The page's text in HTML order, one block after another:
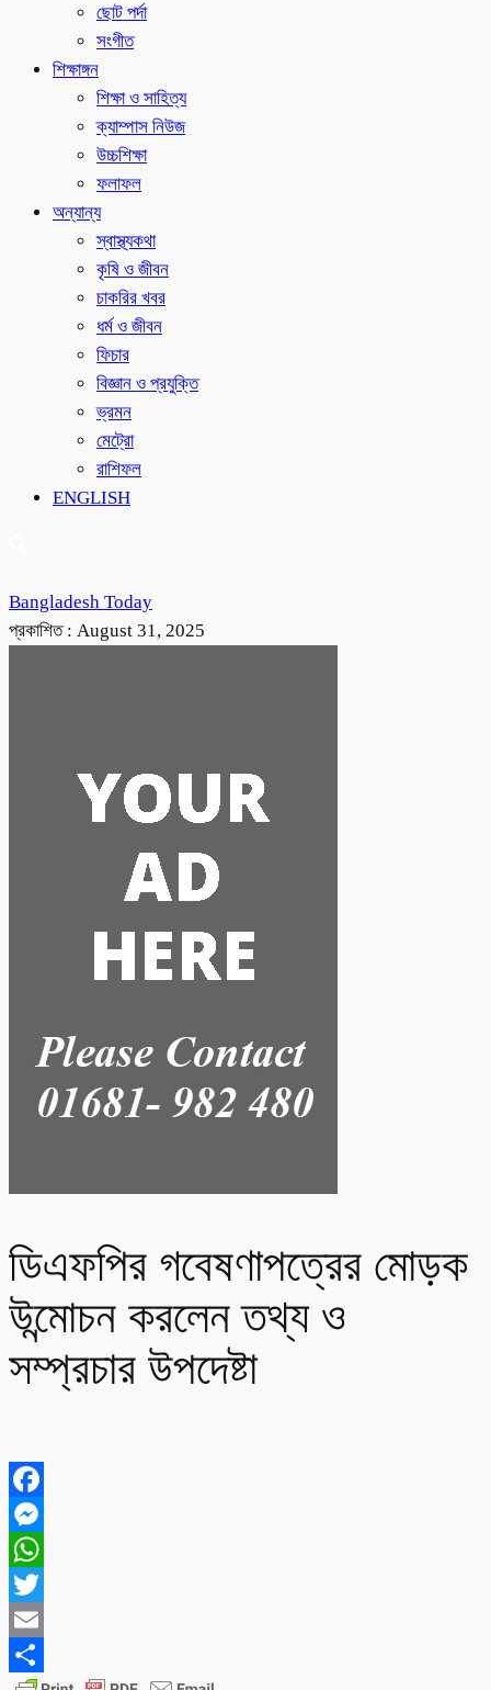
ছোট পর্দা
সংগীত
শিক্ষাঙ্গন
শিক্ষা ও সাহিত্য
ক্যাম্পাস নিউজ
উচ্চশিক্ষা
ফলাফল
অন্যান্য
স্বাস্থ্যকথা
কৃষি ও জীবন
চাকরির খবর
ধর্ম ও জীবন
ফিচার
বিজ্ঞান ও প্রযুক্তি
ভ্রমন
মেট্রো
রাশিফল
ENGLISH
Bangladesh Today
প্রকাশিত : August 31, 2025
ডিএফপির গবেষণাপত্রের মোড়ক
উন্মোচন করলেন তথ্য ও
সম্প্রচার উপদেষ্টা
Facebook
Messenger
WhatsApp
Twitter
Email